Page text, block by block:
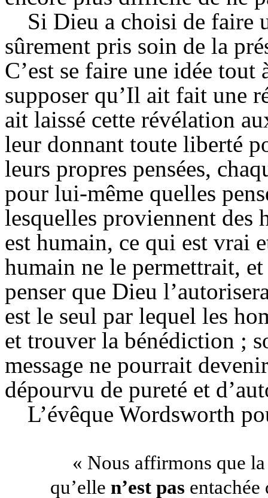
Si Dieu a choisi de faire
sûrement pris soin de la
C’est se faire une idée
supposer qu’Il ait fait une
ait laissé cette révélation
leur donnant toute liberté
leurs propres pensées,
pour lui-même quelles
lesquelles proviennent des
est humain, ce qui est vrai
humain ne le permettrait,
penser que Dieu
est le seul par lequel les
et trouver la bénédiction ;
message ne pourrait
dépourvu de pureté et
L’évêque Wordsworth
« Nous affirmons que
qu’elle n’est pas